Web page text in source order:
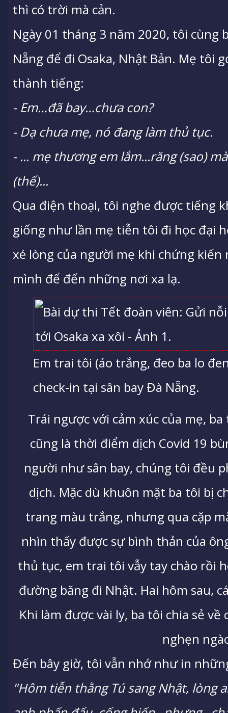
thì có trời mà cản.
Ngày 01 tháng 3 năm 2020, tôi cùng
Nẵng để đi Osaka, Nhật Bản. Mẹ tôi
thành tiếng:
- Em…đã bay…chưa con?
- Dạ chưa mẹ, nó đang làm thủ tục.
- ... mẹ thương em lắm...răng (sao)
(thế)...
Qua điện thoại, tôi nghe được tiếng
giống như lần mẹ tiễn tôi đi học đại
xé lòng của người mẹ khi chứng
mình để đến những nơi xa lạ.
Em trai tôi (áo trắng, đeo ba lo
check-in tại sân bay Đà Nẵng.
Trái ngược với cảm xúc của mẹ,
cũng là thời điểm dịch Covid 19
người như sân bay, chúng tôi đều
dịch. Mặc dù khuôn mặt ba tôi bị
trang màu trắng, nhưng qua cặp
nhìn thấy được sự bình thản của
thủ tục, em trai tôi vẫy tay chào rồi
đường băng đi Nhật. Hai hôm sau,
Khi làm được vài ly, ba tôi chia sẻ
nghẹn
Đến bây giờ, tôi vẫn nhớ như in
"Hôm tiễn thằng Tú sang Nhật, lòng